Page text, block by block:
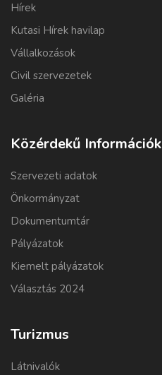
Hírek
Kutasi Hírek havilap
Vállalkozások
Civil szervezetek
Galéria
Közérdekű Információk
Szervezeti adatok
Önkormányzat
Dokumentumtár
Pályázatok
Kiemelt pályázatok
Választás 2024
Turizmus
Látnivalók